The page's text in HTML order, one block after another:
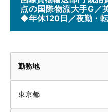
点の国際物流大手G／
◆年休120日／夜勤・
勤務地
東京都